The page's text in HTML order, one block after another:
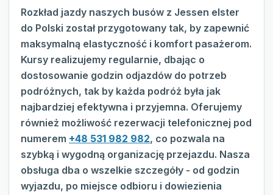
Rozkład jazdy naszych busów z Jessen elster
do Polski został przygotowany tak, by zapewnić
maksymalną elastyczność i komfort pasażerom.
Kursy realizujemy regularnie, dbając o
dostosowanie godzin odjazdów do potrzeb
podróżnych, tak by każda podróż była jak
najbardziej efektywna i przyjemna. Oferujemy
również możliwość rezerwacji telefonicznej pod
numerem +48 531 982 982, co pozwala na
szybką i wygodną organizację przejazdu. Nasza
obsługa dba o wszelkie szczegóły - od godzin
wyjazdu, po miejsce odbioru i dowiezienia